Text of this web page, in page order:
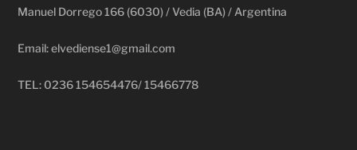
Manuel Dorrego 166 (6030) / Vedia (BA) / Argentina
Email: elvediense1@gmail.com
TEL: 0236 154654476/ 15466778